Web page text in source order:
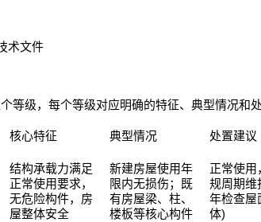
术文件
级，每个等级对应明确的特征、典型情况和处
核心特征 典型情况 处置建议
结构承载力满足
正常使用要求，
无危险构件，房
屋整体安全
新建房屋使用年
限内无损伤；既
有房屋梁、柱、
楼板等核心构件
正常使用
规周期维
年检查屋
体)